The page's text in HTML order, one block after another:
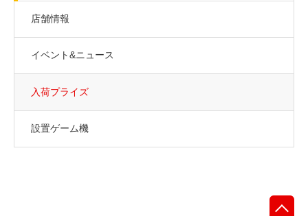
店舗情報
イベント&ニュース
入荷プライズ
設置ゲーム機